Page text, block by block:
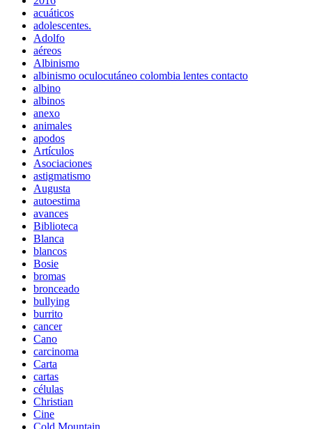
acuáticos
adolescentes.
Adolfo
aéreos
Albinismo
albinismo oculocutáneo colombia lentes contacto
albino
albinos
anexo
animales
apodos
Artículos
Asociaciones
astigmatismo
Augusta
autoestima
avances
Biblioteca
Blanca
blancos
Bosie
bromas
bronceado
bullying
burrito
cancer
Cano
carcinoma
Carta
cartas
células
Christian
Cine
Cold Mountain